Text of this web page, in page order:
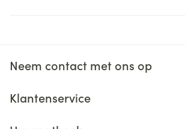
Neem contact met ons op
Klantenservice